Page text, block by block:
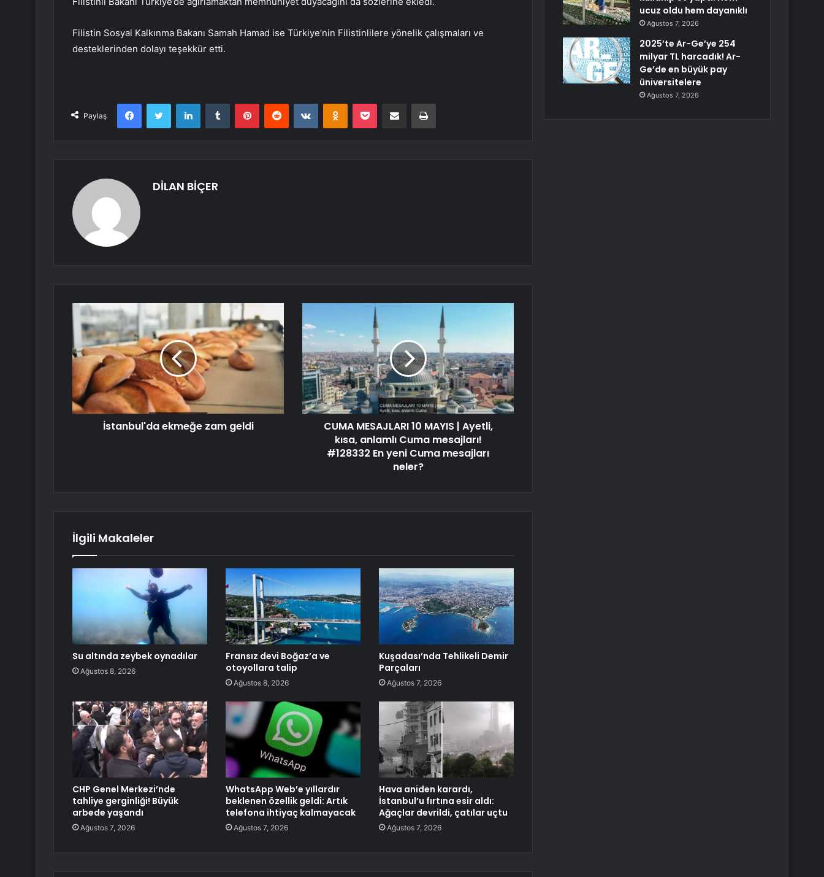
Filistin Sosyal Kalkınma Bakanı Samah Hamad ise Türkiye’nin Filistinlilere yönelik çalışmaları ve
desteklerinden dolayı teşekkür etti.
Paylaş
FacebookTwitter LinkedInTumblr PinterestReddit VKontakteOdnoklassniki
Pocket E-Posta ile paylaş Yazdır
DİLAN BİÇER
İstanbul'da ekmeğe zam geldi
CUMA MESAJLARI 10 MAYIS | Ayetli,
kısa, anlamlı Cuma mesajları!
#128332 En yeni Cuma mesajları
neler?
İlgili Makaleler
Su altında zeybek oynadılar
Ağustos 8, 2026
Fransız devi Boğaz’a ve
otoyollara talip
Ağustos 8, 2026
Kuşadası’nda Tehlikeli Demir
Parçaları
Ağustos 7, 2026
CHP Genel Merkezi’nde
tahliye gerginliği! Büyük
arbede yaşandı
Ağustos 7, 2026
WhatsApp Web’e yıllardır
beklenen özellik geldi: Artık
telefona ihtiyaç kalmayacak
Ağustos 7, 2026
Hava aniden karardı,
İstanbul’u fırtına esir aldı:
Ağaçlar devrildi, çatılar uçtu
Ağustos 7, 2026
ucuz oldu hem dayanıklı
Ağustos 7, 2026
2025’te Ar-Ge’ye 254
milyar TL harcadık! Ar-
Ge’de en büyük pay
üniversitelere
Ağustos 7, 2026